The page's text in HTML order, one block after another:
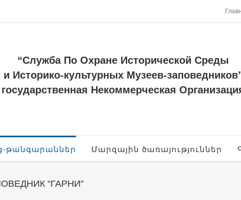
“Служба По Охране Исторической Среды
и Историко-культурных Музеев-
государственная Некоммерческая
թանգարաններ Մարզային ծառայություններ
“ГАРНИ”